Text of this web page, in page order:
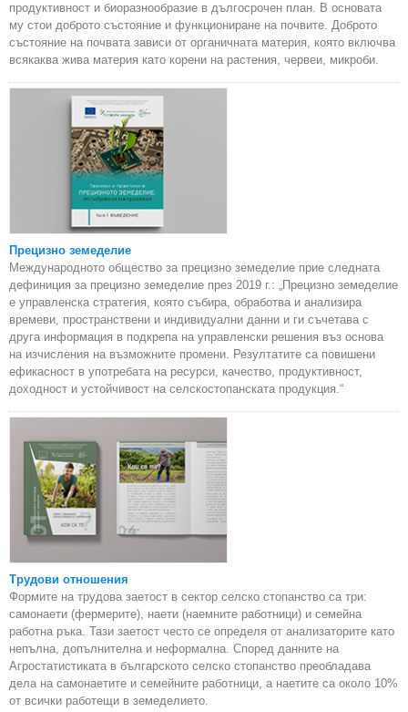
продуктивност и биоразнообразие в дългосрочен план. В основата
му стои доброто състояние и функциониране на почвите. Доброто
състояние на почвата зависи от органичната материя, която включва
всякаква жива материя като корени на растения, червеи, микроби.
Прецизно земеделие
Международното общество за прецизно земеделие прие следната
дефиниция за прецизно земеделие през 2019 г.: „Прецизно земеделие
е управленска стратегия, която събира, обработва и анализира
времеви, пространствени и индивидуални данни и ги съчетава с
друга информация в подкрепа на управленски решения въз основа
на изчисления на възможните промени. Резултатите са повишени
ефикасност в употребата на ресурси, качество, продуктивност,
доходност и устойчивост на селскостопанската продукция.“
Трудови отношения
Формите на трудова заетост в сектор селско стопанство са три:
самонаети (фермерите), наети (наемните работници) и семейна
работна ръка. Тази заетост често се определя от анализаторите като
непълна, допълнителна и неформална. Според данните на
Агростатистиката в българското селско стопанство преобладава
дела на самонаетите и семейните работници, а наетите са около 10%
от всички работещи в земеделието.